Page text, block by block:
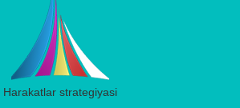
Harakatlar strategiyasi